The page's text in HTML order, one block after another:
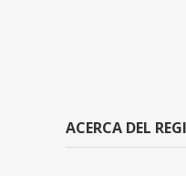
ACERCA DEL